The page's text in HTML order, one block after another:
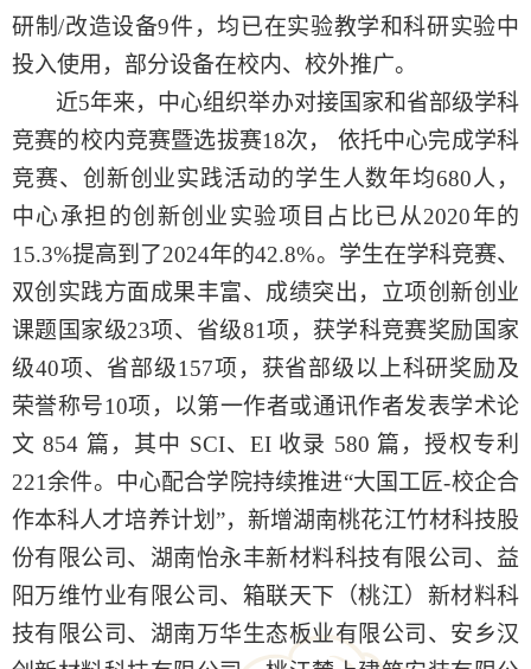
研制/改造设备9件，均已在实验教学和科研实验中
投入使用，部分设备在校内、校外推广。
近5年来，中心组织举办对接国家和省部级学科
竞赛的校内竞赛暨选拔赛18次， 依托中心完成学科
竞赛、创新创业实践活动的学生人数年均680人，
中心承担的创新创业实验项目占比已从2020年的
15.3%提高到了2024年的42.8%。学生在学科竞赛、
双创实践方面成果丰富、成绩突出，立项创新创业
课题国家级23项、省级81项，获学科竞赛奖励国家
级40项、省部级157项 ， 获省部级以上科研奖励及
荣誉称号10项，以第一作者或通讯作者发表学术论
文 854 篇，其中 SCI、EI 收录 580 篇，授权专利
221余件。中心配合学院持续推进“大国工匠-校企合
作本科人才培养计划”，新增湖南桃花江竹材科技股
份有限公司、湖南怡永丰新材料科技有限公司、益
阳万维竹业有限公司、箱联天下（桃江）新材料科
技有限公司、湖南万华生态板业有限公司、安乡汉